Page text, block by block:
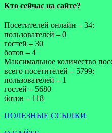
Кто сейчас на сайте?
Посетителей онлайн – 34:
пользователей – 0
гостей – 30
ботов – 4
Максимальное количество
всего посетителей – 5799:
пользователей – 1
гостей – 5680
ботов – 118
ПОЛЕЗНЫЕ ССЫЛКИ